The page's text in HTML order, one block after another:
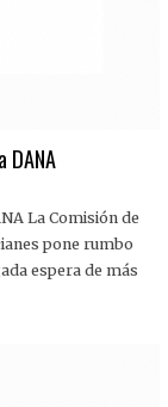
La Comisión de
pone rumbo
espera de más